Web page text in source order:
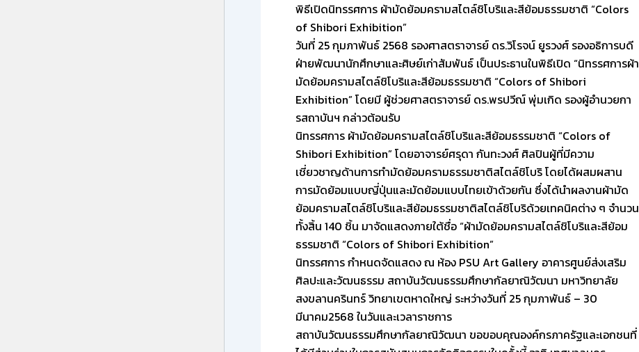
พิธีเปิดนิทรรศการ ผ้ามัดย้อมครามสไตล์ชิโบริและสีย้อมธรรมชาติ “Colors
of Shibori Exhibition”
วันที่ 25 กุมภาพันธ์ 2568 รองศาสตราจารย์ ดร.วิโรจน์ ยูรวงศ์ รองอธิการบดี
ฝ่ายพัฒนานักศึกษาและศิษย์เก่าสัมพันธ์ เป็นประธานในพิธีเปิด “นิทรรศการผ้า
มัดย้อมครามสไตล์ชิโบริและสีย้อมธรรมชาติ “Colors of Shibori
Exhibition” โดยมี ผู้ช่วยศาสตราจารย์ ดร.พรปวีณ์ พุ่มเกิด รองผู้อำนวยกา
รสถาบันฯ กล่าวต้อนรับ
นิทรรศการ ผ้ามัดย้อมครามสไตล์ชิโบริและสีย้อมธรรมชาติ “Colors of
Shibori Exhibition” โดยอาจารย์ศรุดา กันทะวงศ์ ศิลปินผู้ที่มีความ
เชี่ยวชาญด้านการทำมัดย้อมครามธรรมชาติสไตล์ชิโบริ โดยได้ผสมผสาน
การมัดย้อมแบบญี่ปุ่นและมัดย้อมแบบไทยเข้าด้วยกัน ซึ่งได้นำผลงานผ้ามัด
ย้อมครามสไตล์ชิโบริและสีย้อมธรรมชาติสไตล์ชิโบริด้วยเทคนิคต่าง ๆ จำนวน
ทั้งสิ้น 140 ชิ้น มาจัดแสดงภายใต้ชื่อ “ผ้ามัดย้อมครามสไตล์ชิโบริและสีย้อม
ธรรมชาติ “Colors of Shibori Exhibition”
นิทรรศการ กำหนดจัดแสดง ณ ห้อง PSU Art Gallery อาคารศูนย์ส่งเสริม
ศิลปะและวัฒนธรรม สถาบันวัฒนธรรมศึกษากัลยาณิวัฒนา มหาวิทยาลัย
สงขลานครินทร์ วิทยาเขตหาดใหญ่ ระหว่างวันที่ 25 กุมภาพันธ์ – 30
มีนาคม2568 ในวันและเวลาราชการ
สถาบันวัฒนธรรมศึกษากัลยาณิวัฒนา ขอขอบคุณองค์กรภาครัฐและเอกชนที่